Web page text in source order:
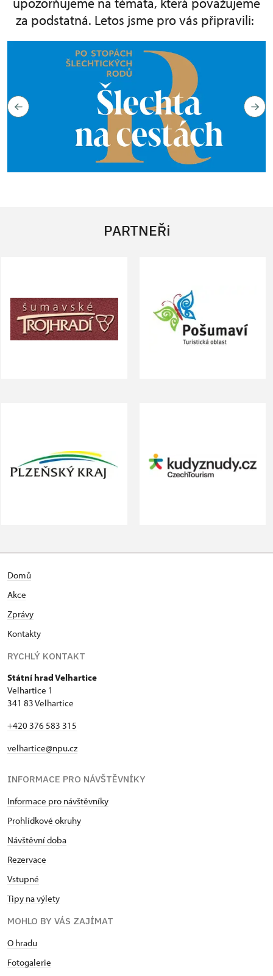
za podstatná. Letos jsme pro vás připravili:
PARTNEŘi
Domů
Akce
Zprávy
Kontakty
RYCHLÝ KONTAKT
Státní hrad Velhartice
Velhartice 1
341 83 Velhartice
+420 376 583 315
velhartice@npu.cz
INFORMACE PRO NÁVŠTĚVNÍKY
Informace pro návštěvníky
Prohlídkové okruhy
Návštěvní doba
Rezervace
Vstupné
Tipy na výlety
MOHLO BY VÁS ZAJÍMAT
O hradu
Fotogalerie